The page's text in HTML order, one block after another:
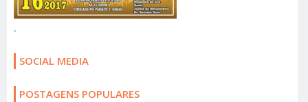
.
SOCIAL MEDIA
POSTAGENS POPULARES